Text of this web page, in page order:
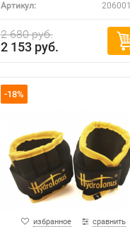
Артикул:
2 680 руб.
2 153 руб.
-18%
избранное сравнить